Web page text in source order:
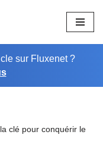
sur Fluxenet ?
clé pour conquérir le